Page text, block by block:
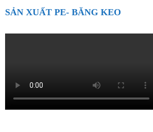
SẢN XUẤT PE- BĂNG KEO